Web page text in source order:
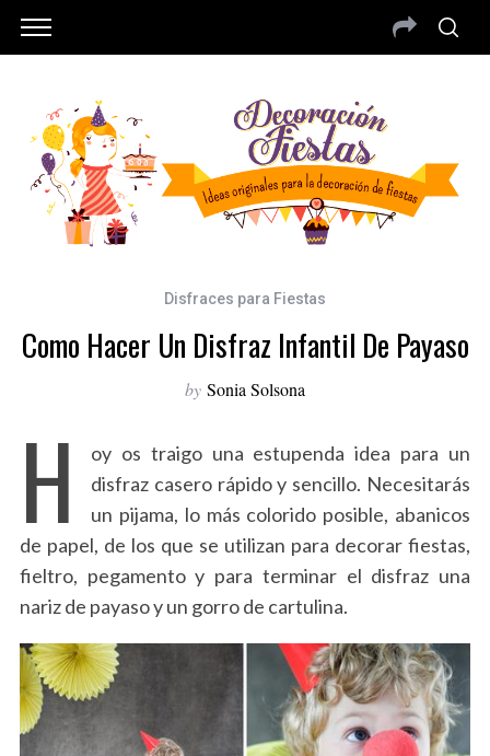
Disfraces para Fiestas
Como Hacer Un Disfraz Infantil De Payaso
by Sonia Solsona
H
oy os traigo una estupenda idea para un
disfraz casero rápido y sencillo. Necesitarás
un pijama, lo más colorido posible, abanicos
de papel, de los que se utilizan para decorar fiestas,
fieltro, pegamento y para terminar el disfraz una
nariz de payaso y un gorro de cartulina.